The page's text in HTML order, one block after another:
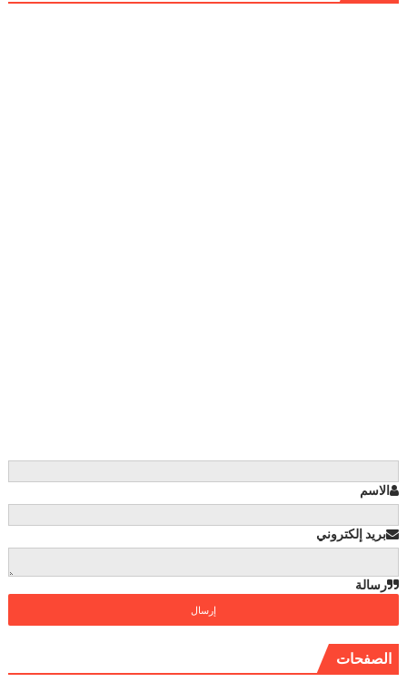
الاسم
بريد إلكتروني
رسالة
الصفحات